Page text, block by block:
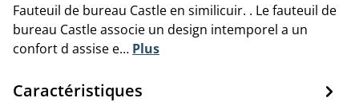
Fauteuil de bureau Castle en similicuir. . Le fauteuil de
bureau Castle associe un design intemporel a un
confort d assise e… Plus
Caractéristiques